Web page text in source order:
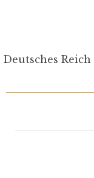
Deutsches Reich